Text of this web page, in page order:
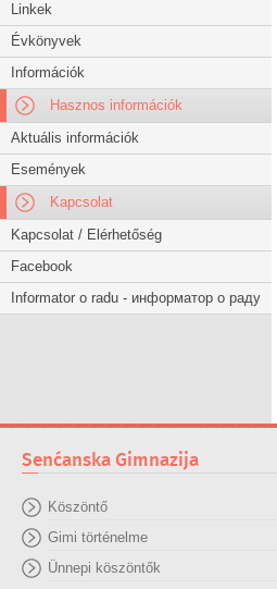
Linkek
Évkönyvek
Információk
Hasznos információk
Aktuális információk
Események
Kapcsolat
Kapcsolat / Elérhetőség
Facebook
Informator o radu - информатор о раду
Senćanska Gimnazija
Köszöntő
Gimi történelme
Ünnepi köszöntők